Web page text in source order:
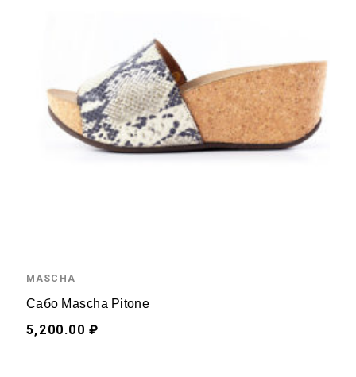
MASCHA
Сабо Mascha Pitone
5,200.00 ₽